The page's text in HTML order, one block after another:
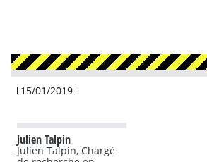
15/01/2019
Julien Talpin
Julien Talpin, Chargé